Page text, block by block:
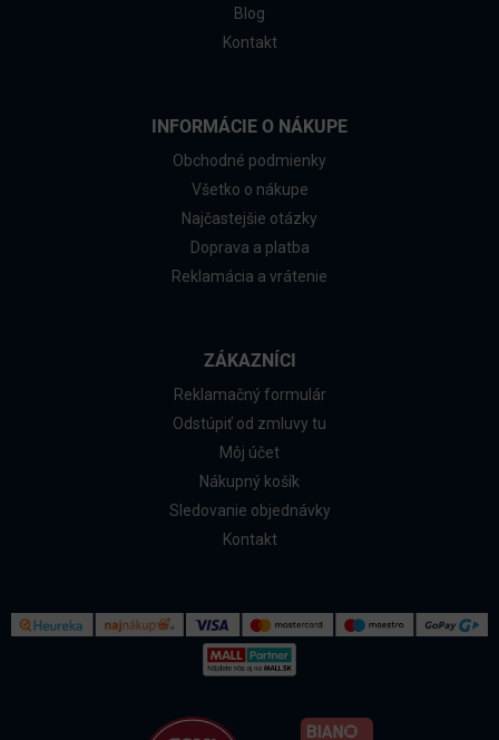
Blog
Kontakt
INFORMÁCIE O NÁKUPE
Obchodné podmienky
Všetko o nákupe
Najčastejšie otázky
Doprava a platba
Reklamácia a vrátenie
ZÁKAZNÍCI
Reklamačný formulár
Odstúpiť od zmluvy tu
Môj účet
Nákupný košík
Sledovanie objednávky
Kontakt